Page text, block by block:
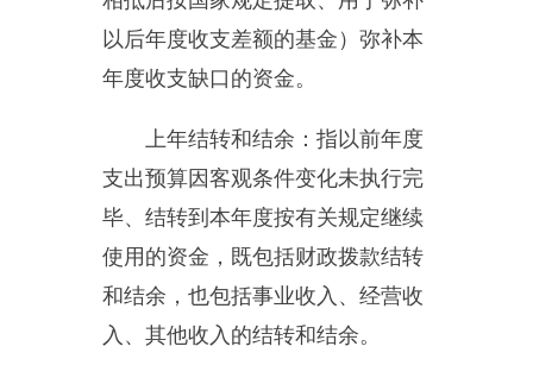
“三公”经费：指用一般公共预
费、公务用车购置及运行费和公务
接待费。其中，因公出国（境）费
反映单位公务出国（境）的住宿
训费等支出；公务用车购置及运行
费反映单位公务用车购置费及租用
费、燃料费、维修费、过路过桥
费、保险费、安全奖励费用等支